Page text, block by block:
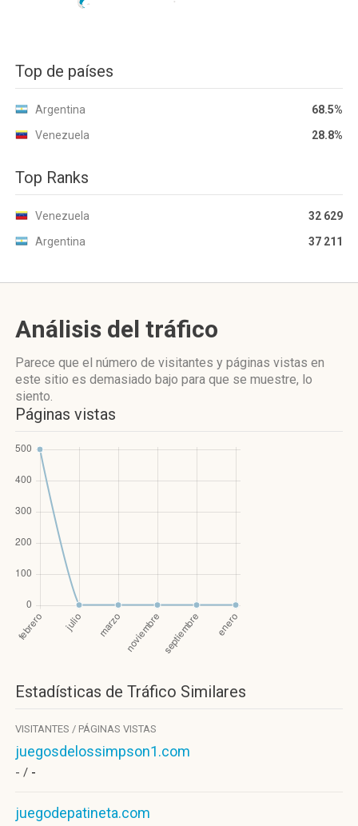
Top de países
Argentina
68.5%
Venezuela
28.8%
Top Ranks
Venezuela
32 629
Argentina
37 211
Análisis del tráfico
Parece que el número de visitantes y páginas vistas en
este sitio es demasiado bajo para que se muestre, lo
siento.
Páginas vistas
Estadísticas de Tráfico Similares
VISITANTES / PÁGINAS VISTAS
juegosdelossimpson1.com
- / -
juegodepatineta.com